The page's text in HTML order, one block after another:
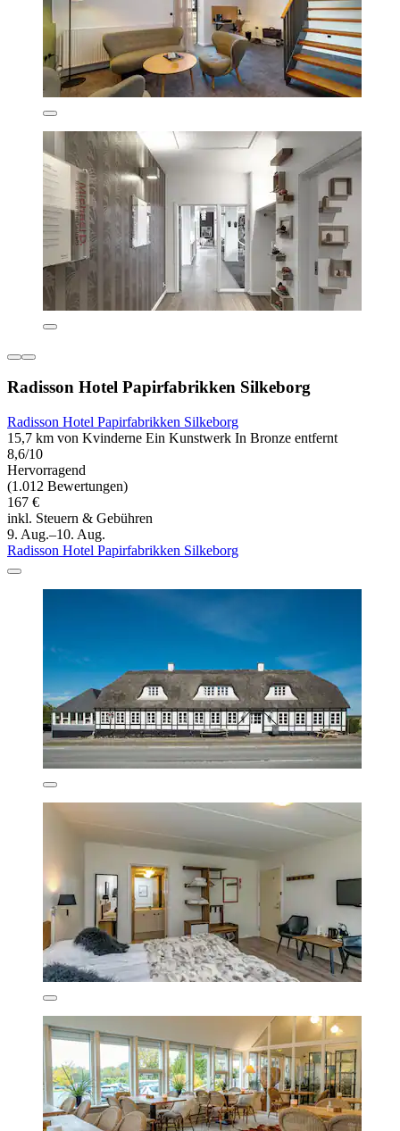
Radisson Hotel Papirfabrikken Silkeborg
Radisson Hotel Papirfabrikken Silkeborg
15,7 km von Kvinderne Ein Kunstwerk In Bronze entfernt
8,6/10
Hervorragend
(1.012 Bewertungen)
167 €
inkl. Steuern & Gebühren
9. Aug.–10. Aug.
Radisson Hotel Papirfabrikken Silkeborg